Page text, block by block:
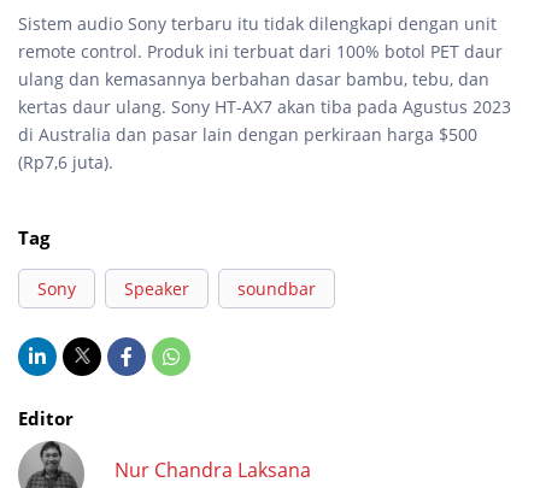
Sistem audio Sony terbaru itu tidak dilengkapi dengan unit
remote control. Produk ini terbuat dari 100% botol PET daur
ulang dan kemasannya berbahan dasar bambu, tebu, dan
kertas daur ulang. Sony HT-AX7 akan tiba pada Agustus 2023
di Australia dan pasar lain dengan perkiraan harga $500
(Rp7,6 juta).
Tag
Sony Speaker soundbar
Editor
Nur Chandra Laksana